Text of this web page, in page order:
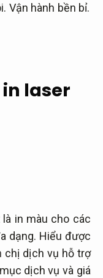
Vận hành bền bỉ.
laser
in màu cho các
dạng. Hiểu được
chị dịch vụ hỗ trợ
dịch vụ và giá